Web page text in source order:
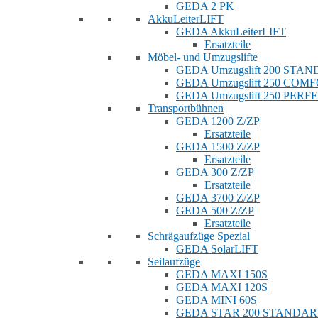
GEDA 2 PK
AkkuLeiterLIFT
GEDA AkkuLeiterLIFT
Ersatzteile
Möbel- und Umzugslifte
GEDA Umzugslift 200
GEDA Umzugslift 250
GEDA Umzugslift 250
Transportbühnen
GEDA 1200 Z/ZP
Ersatzteile
GEDA 1500 Z/ZP
Ersatzteile
GEDA 300 Z/ZP
Ersatzteile
GEDA 3700 Z/ZP
GEDA 500 Z/ZP
Ersatzteile
Schrägaufzüge Spezial
GEDA SolarLIFT
Seilaufzüge
GEDA MAXI 150S
GEDA MAXI 120S
GEDA MINI 60S
GEDA STAR 200